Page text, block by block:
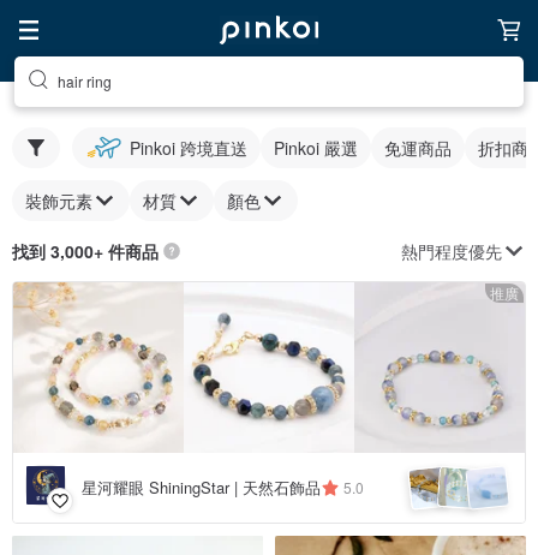
hair ring
Pinkoi 跨境直送 Pinkoi 嚴選 免運商品 折扣商
裝飾元素 材質 顏色
找到 3,000+ 件商品 熱門程度優先
推廣
星河耀眼 ShiningStar | 天然石飾品 5.0